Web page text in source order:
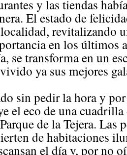
y las tiendas
El estado de
revitalizando
en los últimos
se transforma en un
ya sus mejores
sin pedir la hora y
el eco de una
de la Tejera. Las
de habitaciones
el día y, por no